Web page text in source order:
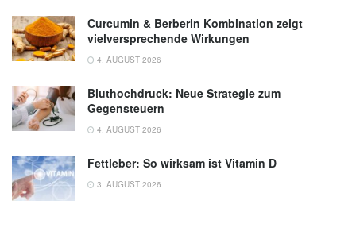
Curcumin & Berberin Kombination zeigt
vielversprechende Wirkungen
4. AUGUST 2026
Bluthochdruck: Neue Strategie zum
Gegensteuern
4. AUGUST 2026
Fettleber: So wirksam ist Vitamin D
3. AUGUST 2026